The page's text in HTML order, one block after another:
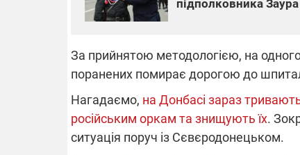
підполковника
За прийнятою методологією, на
поранених помирає дорогою до
Нагадаємо, на Донбасі зараз
російським оркам та знищують їх.
ситуація поруч із Сєвєродонецьком.
виграй